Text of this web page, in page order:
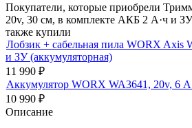
Покупатели, которые приобрели
20v, 30 см, в комплекте АКБ 2 А·ч и
также купили
Лобзик + сабельная пила WORX Axis
и ЗУ (аккумуляторная)
11 990 ₽
Аккумулятор WORX WA3641, 20v, 6
10 990 ₽
Описание